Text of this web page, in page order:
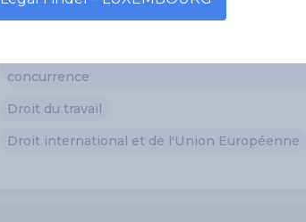
Contentieux, médiation, arbitrage
concurrence
Droit du travail
Droit international et de l'Union Européenne